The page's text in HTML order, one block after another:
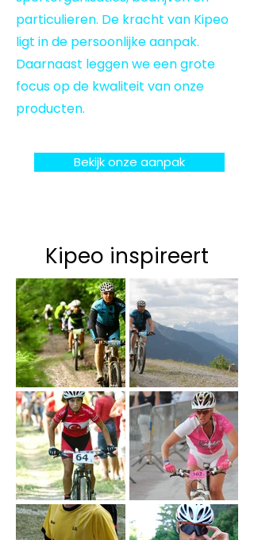
particulieren. De kracht van Kipeo
ligt in de persoonlijke aanpak.
Daarnaast leggen we een grote
focus op de kwaliteit van onze
producten.
Bekijk onze aanpak
Kipeo inspireert